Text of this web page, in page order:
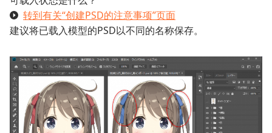
转到有关“创建PSD的注意事项”页面
建议将已载入模型的PSD以不同的名称保存。